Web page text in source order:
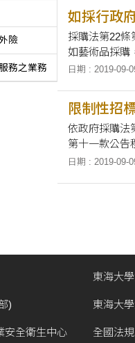
險
務之業務
如採行政
採購法第22條
如藝術品採購
日期 : 2019-09-
限制性招
依政府採購法
第十一款公告
□藝術品、□
日期 : 2019-09-
)
安全衛生中心
東海大
東海大
全國法